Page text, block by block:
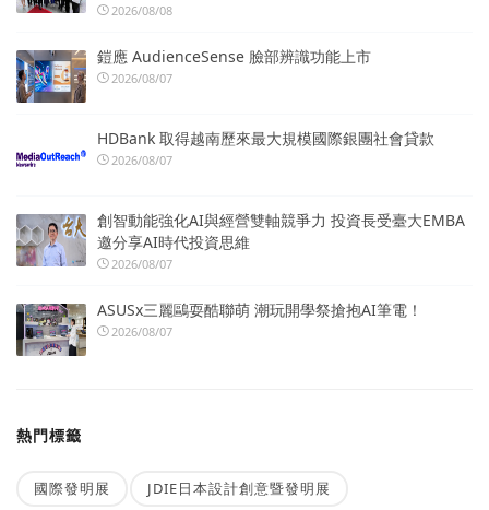
2026/08/08
鎧應 AudienceSense 臉部辨識功能上市
2026/08/07
HDBank 取得越南歷來最大規模國際銀團社會貸款
2026/08/07
創智動能強化AI與經營雙軸競爭力 投資長受臺大EMBA
邀分享AI時代投資思維
2026/08/07
ASUSx三麗鷗耍酷聯萌 潮玩開學祭搶抱AI筆電！
2026/08/07
熱門標籤
國際發明展 JDIE日本設計創意暨發明展